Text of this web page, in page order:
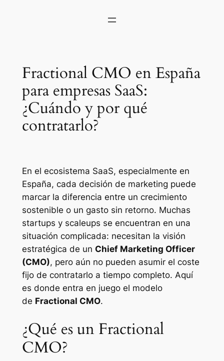
Fractional CMO en España
para empresas SaaS:
¿Cuándo y por qué
contratarlo?
En el ecosistema SaaS, especialmente en
España, cada decisión de marketing puede
marcar la diferencia entre un crecimiento
sostenible o un gasto sin retorno. Muchas
startups y scaleups se encuentran en una
situación complicada: necesitan la visión
estratégica de un Chief Marketing Officer
(CMO), pero aún no pueden asumir el coste
fijo de contratarlo a tiempo completo. Aquí
es donde entra en juego el modelo
de Fractional CMO.
¿Qué es un Fractional
CMO?